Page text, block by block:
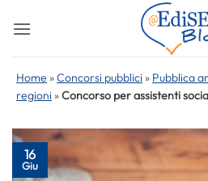
Home »Concorsi pubblici » Pubblica
regioni »Concorso per assistenti
16
Giu